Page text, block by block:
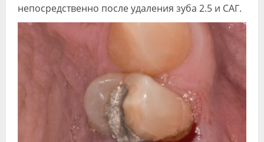
непосредственно после удаления зуба 2.5 и САГ.